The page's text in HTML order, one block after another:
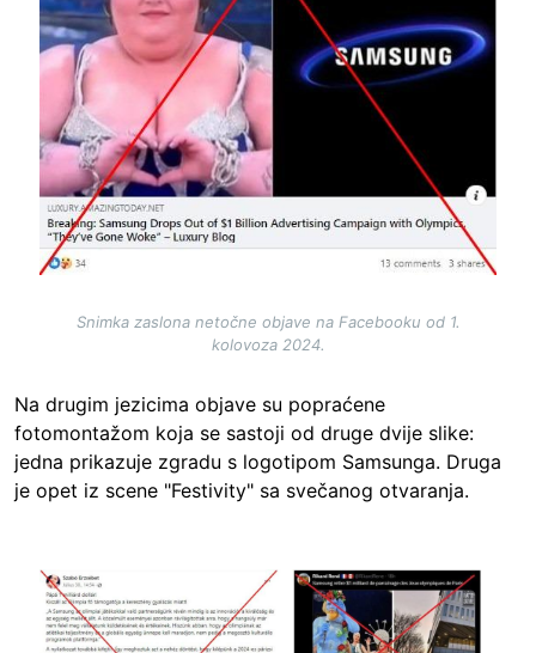
Snimka zaslona netočne objave na Facebooku od 1.
kolovoza 2024.
Na drugim jezicima objave su popraćene
fotomontažom koja se sastoji od druge dvije slike:
jedna prikazuje zgradu s logotipom Samsunga. Druga
je opet iz scene "Festivity" sa svečanog otvaranja.
Image